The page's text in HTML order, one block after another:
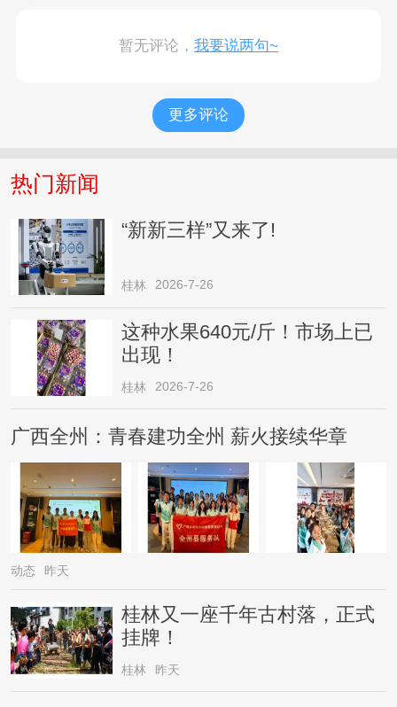
暂无评论， 我要说两句~
更多评论
热门新闻
“新新三样”又来了!
桂林 2026-7-26
这种水果640元/斤！市场上已
出现！
桂林 2026-7-26
广西全州：青春建功全州 薪火接续华章
动态 昨天
桂林又一座千年古村落，正式
挂牌！
桂林 昨天